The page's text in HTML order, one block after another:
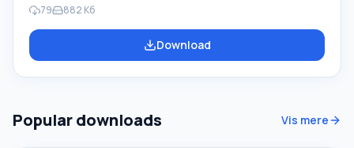
tidligere viste sider og giver dig mulighed for at se disse
sider i offline tilstand. Applikationen bevarer fuldt ud
webstedets struktur, så du kan se sider, der er
79 882 Кб
Download
Popular downloads Vis mere